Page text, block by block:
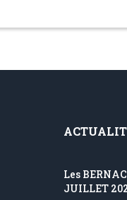
Les
JUILLET